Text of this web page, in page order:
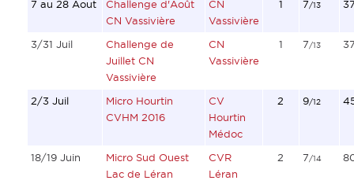
7 au 28 Aout
Challenge d'Août
CN Vassivière
CN
Vassivière
1 7/13
3/31 Juil
Challenge de
Juillet CN
Vassivière
CN
Vassivière
1 7/13
2/3 Juil
Micro Hourtin
CVHM 2016
CV
Hourtin
Médoc
2 9/12
18/19 Juin
Micro Sud Ouest
Lac de Léran
CVR
Léran
2 7/14